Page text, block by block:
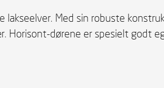
Med sin robuste
Horisont-dørene er spesielt godt